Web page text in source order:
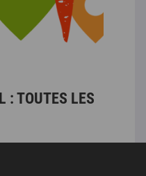
: TOUTES LES